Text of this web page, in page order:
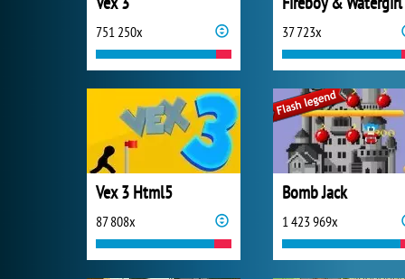
751 250x 37 723x
Vex 3 Html5
87 808x
Bomb Jack
1 423 969x